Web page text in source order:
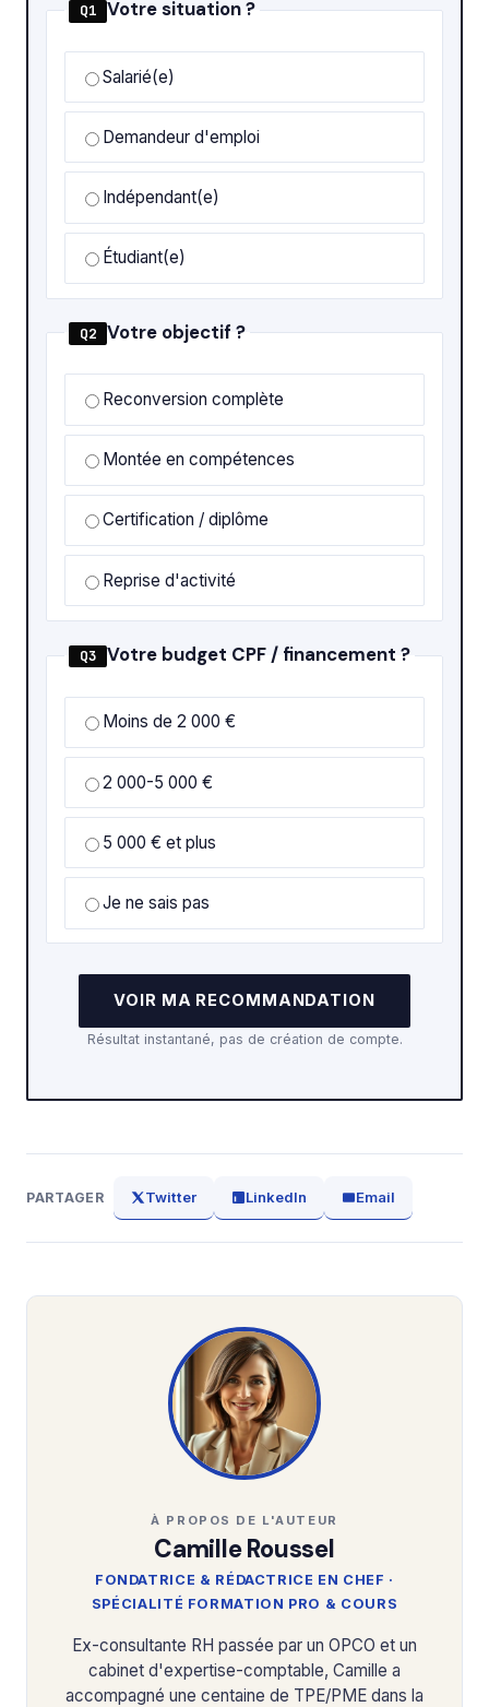
Q1 Votre situation ?
Salarié(e)
Demandeur d'emploi
Indépendant(e)
Étudiant(e)
Q2 Votre objectif ?
Reconversion complète
Montée en compétences
Certification / diplôme
Reprise d'activité
Q3 Votre budget CPF / financement ?
Moins de 2 000 €
2 000-5 000 €
5 000 € et plus
Je ne sais pas
VOIR MA RECOMMANDATION
Résultat instantané, pas de création de compte.
PARTAGER Twitter LinkedIn Email
À PROPOS DE L'AUTEUR
Camille Roussel
FONDATRICE & RÉDACTRICE EN CHEF ·
SPÉCIALITÉ FORMATION PRO & COURS
Ex-consultante RH passée par un OPCO et un
cabinet d'expertise-comptable, Camille a
accompagné une centaine de TPE/PME dans la